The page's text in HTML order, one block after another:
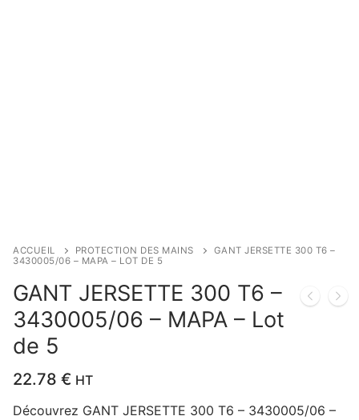
ACCUEIL PROTECTION DES MAINS
GANT JERSETTE 300 T6 –
3430005/06 – MAPA – LOT DE 5
GANT JERSETTE 300 T6 –
3430005/06 – MAPA – Lot
de 5
22.78 € HT
Découvrez GANT JERSETTE 300 T6 – 3430005/06 –